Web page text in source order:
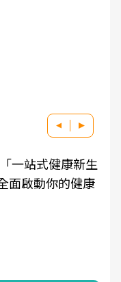
一站式健康新生
面啟動你的健康